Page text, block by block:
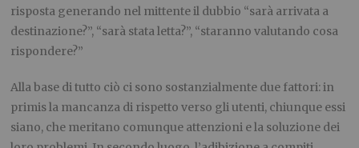
risposta generando nel mittente il dubbio “sarà arrivata a
destinazione?”, “sarà stata letta?”, “staranno valutando cosa
rispondere?”
Alla base di tutto ciò ci sono sostanzialmente due fattori: in
primis la mancanza di rispetto verso gli utenti, chiunque essi
siano, che meritano comunque attenzioni e la soluzione dei